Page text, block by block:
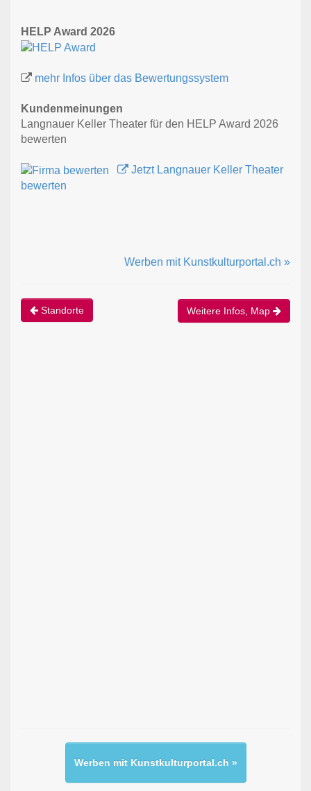
HELP Award 2026
mehr Infos über das Bewertungssystem
Kundenmeinungen
Langnauer Keller Theater für den HELP Award 2026
bewerten
Jetzt Langnauer Keller Theater
bewerten
Werben mit Kunstkulturportal.ch »
Standorte Weitere Infos, Map
Werben mit Kunstkulturportal.ch »